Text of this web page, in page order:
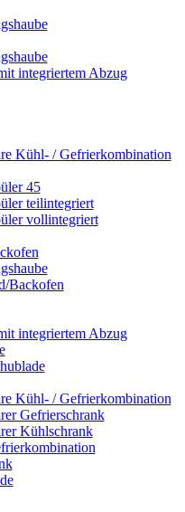
integriertem Abzug
Kühl- / Gefrierkombination
45
teilintegriert
vollintegriert
Backofen
integriertem Abzug
Kühl- / Gefrierkombination
Gefrierschrank
Kühlschrank